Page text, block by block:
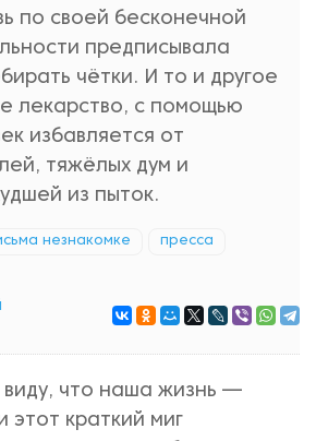
по своей бесконечной
предписывала
чётки. И то и другое
лекарство, с помощью
избавляется от
тяжёлых дум и
из пыток.
незнакомке пресса
виду, что наша жизнь —
этот краткий миг